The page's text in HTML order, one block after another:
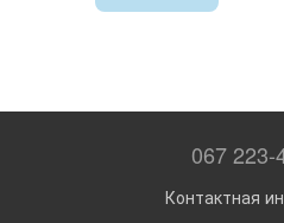
067 223-
Контактная